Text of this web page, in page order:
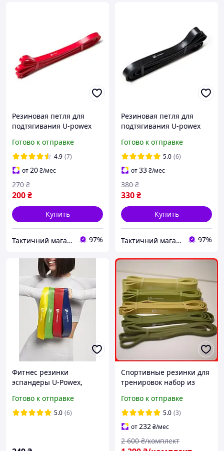
Резиновая петля для
подтягивания U-powex
ширина 4-16кг нагрузка
для фитнеса
Готово к отправке
4.9 (7)
от20₴/мес
200₴
270 ₴
Купить
Тактичний магазин 97%
Резиновая петля для
подтягивания U-powex
ширина 9-28кг нагрузка
для фитнеса
Готово к отправке
5.0 (6)
от33₴/мес
330₴
380 ₴
Купить
Тактичний магазин 97%
Фитнес резинки
эспандеры U-Powex,
из 5 штук, инструкция +
чехол в подарок
Готово к отправке
5.0 (6)
Спортивные резинки для
тренировок набор из
резиновые петли для
спорта U-Powex
Готово к отправке
5.0 (3)
от232₴/мес
2 600 ₴/комплект